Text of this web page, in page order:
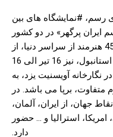
رسم، #نمایشگاه های بین
پرگهر» در دو کشور
هنردوست ترکیه و ایران، با 50 اثر از 45 هنرمند از سراسر دنیا، از
19 الی 25 ژوئن 2025 در گالری آرتر استانبول، نیز 16 تیر الی 16
1404 ( 7 جولای الی 8 اکتبر 2025) در نگارخانه آویسنیت یزد، به
متفاوت، برپا می باشد. در
جهان، از ایران، آلمان،
استرالیا و … حضور
دارد.